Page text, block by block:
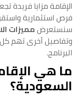
الإقامة مزايا فريدة
فرص استثمارية
سنستعرضمميزات
وتفاصيل أخرى تهم
البرنامج.
ما هي
السعودية؟